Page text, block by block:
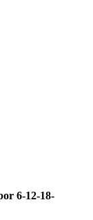
6-12-18-